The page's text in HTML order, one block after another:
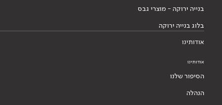
בנייה ירוקה - מוצרי גבס
בלוג בנייה ירוקה
אודותינו
אודותינו
הסיפור שלנו
הנהלה